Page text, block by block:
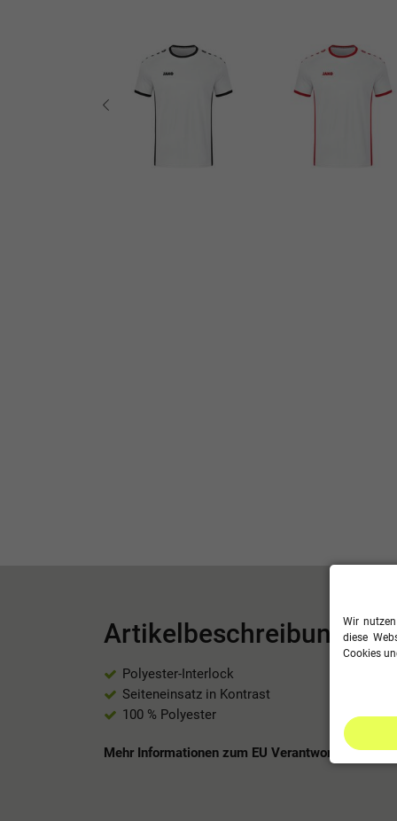
Artikelbeschreibung
Polyester-Interlock
Seiteneinsatz in Kontrast
100 % Polyester
Mehr Informationen zum EU Verantwortlichen »
Wir
diese
Cookies